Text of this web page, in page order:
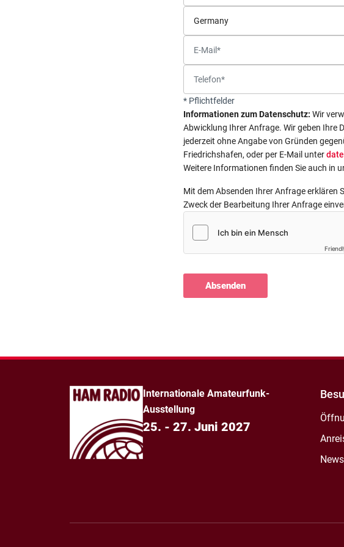
* Pflichtfelder
Informationen zum Datenschutz: Wir
Abwicklung Ihrer Anfrage. Wir geben Ihre
jederzeit ohne Angabe von Gründen
Friedrichshafen, oder per E-Mail unter
Weitere Informationen finden Sie auch in
Mit dem Absenden Ihrer Anfrage erklären
Zweck der Bearbeitung Ihrer Anfrage
Absenden
Internationale Amateurfunk-
Ausstellung
25. - 27. Juni 2027